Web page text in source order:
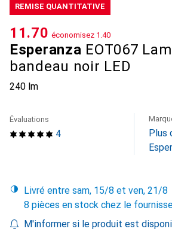
REMISE QUANTITATIVE
Esperanza EOT067
bandeau noir LED
240 lm
CHF
11.70 économisez CHF
1.40
4
Évaluations
Plus
Livré entre sam, 15/8 et ven, 21/8
8 pièces en stock chez le
M'informer si le produit est